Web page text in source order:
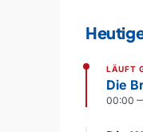
LÄUFT
Die
00:00